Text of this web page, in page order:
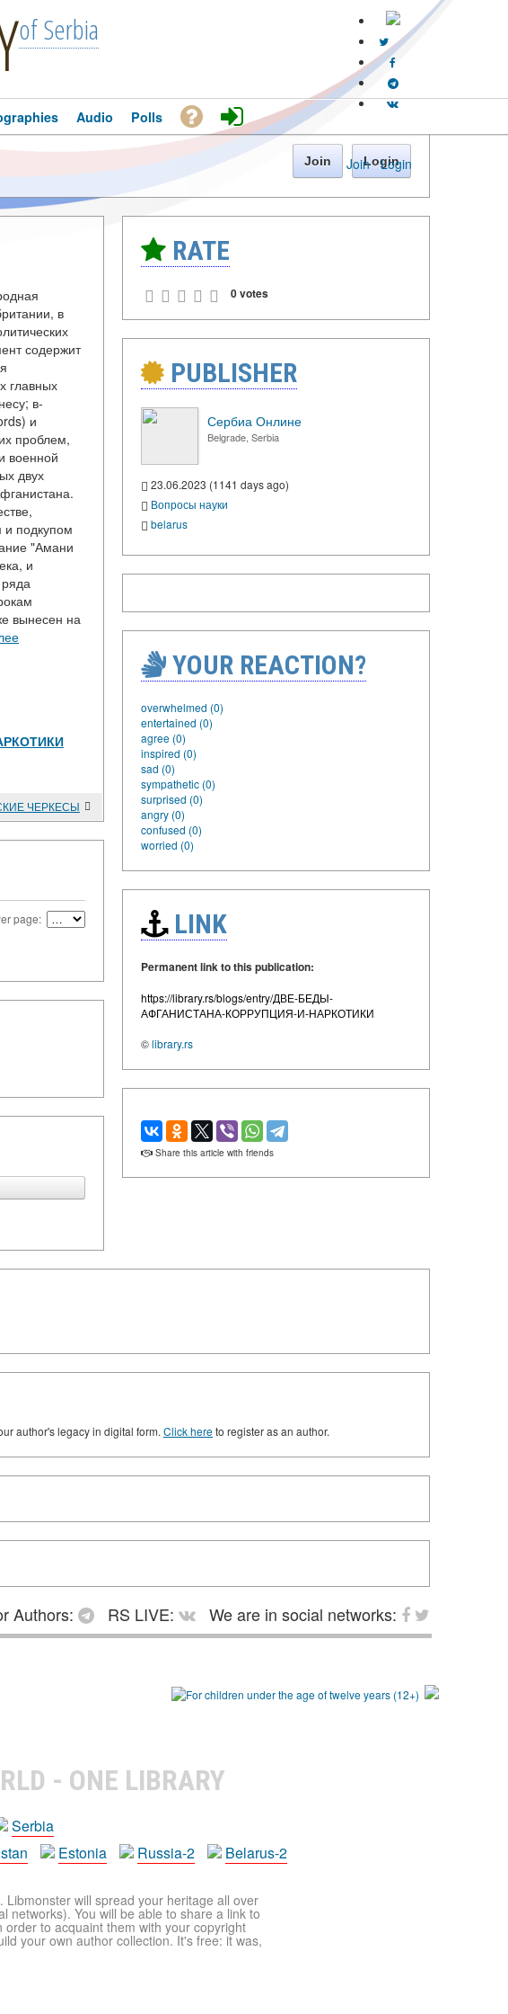
of Serbia
Join · Login
Audio Polls
Join Login
в
содержит
главных
в-
и
проблем,
военной
двух
и подкупом
"Амани
и
вынесен на
ЧЕРКЕСЫ
page:
RATE
0 votes
PUBLISHER
Сербиа Онлине
Belgrade, Serbia
23.06.2023 (1141 days ago)
Вопросы науки
belarus
YOUR REACTION?
overwhelmed (0)
entertained (0)
agree (0)
inspired (0)
sad (0)
sympathetic (0)
surprised (0)
angry (0)
confused (0)
worried (0)
LINK
Permanent link to this publication:
https://library.rs/blogs/entry/ДВЕ-БЕДЫ-
АФГАНИСТАНА-КОРРУПЦИЯ-И-НАРКОТИКИ
©library.rs
Share this article with friends
author's legacy in digital form. Click hereto register as an author.
Authors: RS LIVE:
We are in social networks:
- ONE LIBRARY
Serbia
Estonia Russia-2 Belarus-2
will spread your heritage all over
networks). You will be able to share a link to
to acquaint them with your copyright
your own author collection. It's free: it was,